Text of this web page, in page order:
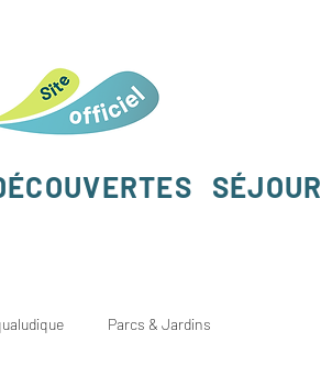
SÉJOUR
Parcs & Jardins